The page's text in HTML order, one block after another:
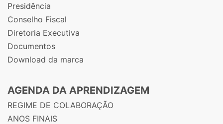
Presidência
Conselho Fiscal
Diretoria Executiva
Documentos
Download da marca
AGENDA DA APRENDIZAGEM
REGIME DE COLABORAÇÃO
ANOS FINAIS